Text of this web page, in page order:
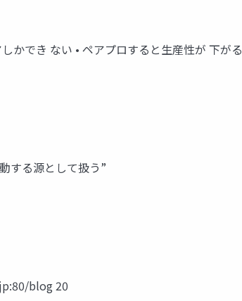
かでき ない • ペアプロすると生産性が 下がる
する源として扱う”
blog 20